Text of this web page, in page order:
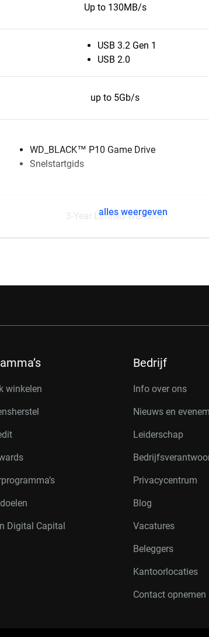
Up to 130MB/s
USB 3.2 Gen 1
USB 2.0
up to 5Gb/s
WD_BLACK™ P10 Game Drive
Snelstartgids
3-Year Limited Warranty
alles weergeven
winkelen
Digital Capital
Bedrijf
Info over ons
Nieuws en
Leiderschap
Privacycentrum
Blog
Vacatures
Beleggers
Kantoorlocaties
Contact opnemen